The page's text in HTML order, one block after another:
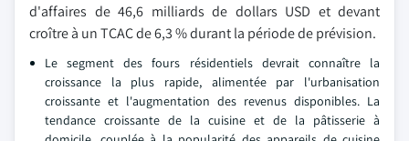
d'affaires de 46,6 milliards de dollars USD et devant
croître à un TCAC de 6,3 % durant la période de prévision.
Le segment des fours résidentiels devrait connaître la
croissance la plus rapide, alimentée par l'urbanisation
croissante et l'augmentation des revenus disponibles. La
tendance croissante de la cuisine et de la pâtisserie à